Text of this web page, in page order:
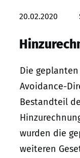
20.02.2020
Die
Avoidance-
Bestandteil
wurden die
weiteren